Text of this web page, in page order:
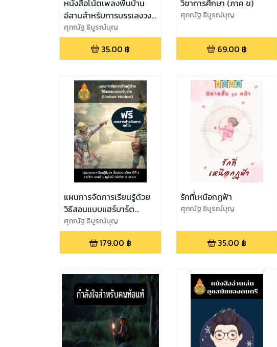
หนังสือโน้ตเพลงพื้นบ้าน
อีสานสำหรับการบรรเลงวง
โปงลาง
ศุภณัฐ ธิบูรณ์บุญ
35.00 ฿
วิชาการศึกษา (ภาค ข)
ศุภณัฐ ธิบูรณ์บุญ
69.00 ฿
แผนการจัดการเรียนรู้ด้วย
วิธีสอนแบบแฮร์บาร์ต
(Herbart Method) ระดับ
ชั้นประถมศึกษาปีที่ 4 วิชา
ศิลปะ สาระดนตรี
ศุภณัฐ ธิบูรณ์บุญ
179.00 ฿
รักที่เหนือกฏฟ้า
ศุภณัฐ ธิบูรณ์บุญ
35.00 ฿